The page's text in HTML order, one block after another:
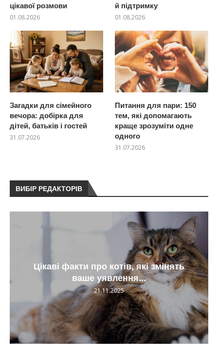
цікавої розмови
01.08.2026
й підтримку
01.08.2026
Загадки для сімейного
вечора: добірка для
дітей, батьків і гостей
31.07.2026
Питання для пари: 150
тем, які допомагають
краще зрозуміти одне
одного
31.07.2026
ВИБІР РЕДАКТОРІВ
Цікаві факти про котів, які змінять
ваше уявлення...
21.11.2025